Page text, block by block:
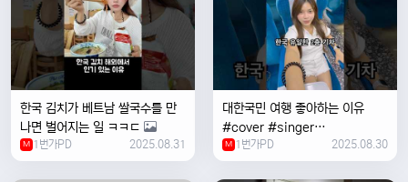
한국 김치가 베트남 쌀국수를 만
나면 벌어지는 일 ㅋㅋㄷ
M 1번가PD 2025.08.31
대한국민 여행 좋아하는 이유
#cover #singer
#coversong #music #한국
여행 #한국
M 1번가PD 2025.08.30